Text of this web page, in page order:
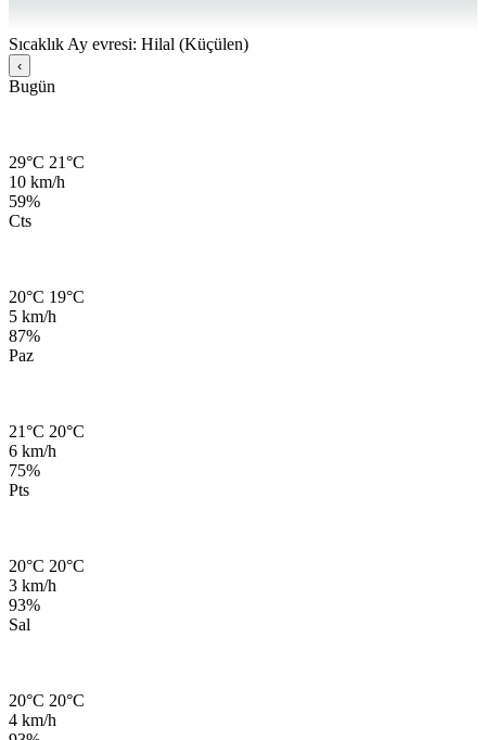
Sıcaklık Ay evresi: Hilal (Küçülen)
‹
Bugün
29°C 21°C
10 km/h
59%
Cts
20°C 19°C
5 km/h
87%
Paz
21°C 20°C
6 km/h
75%
Pts
20°C 20°C
3 km/h
93%
Sal
20°C 20°C
4 km/h